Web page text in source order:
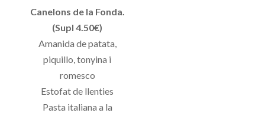
Canelons de la Fonda.
(Supl 4.50€)
Amanida de patata,
piquillo, tonyina i
romesco
Estofat de llenties
Pasta italiana a la